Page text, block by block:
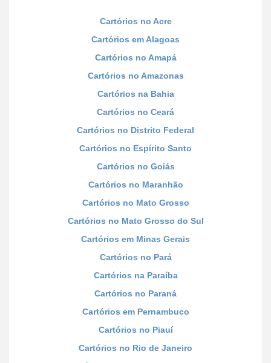
Cartórios no Acre
Cartórios em Alagoas
Cartórios no Amapá
Cartórios no Amazonas
Cartórios na Bahia
Cartórios no Ceará
Cartórios no Distrito Federal
Cartórios no Espírito Santo
Cartórios no Goiás
Cartórios no Maranhão
Cartórios no Mato Grosso
Cartórios no Mato Grosso do Sul
Cartórios em Minas Gerais
Cartórios no Pará
Cartórios na Paraíba
Cartórios no Paraná
Cartórios em Pernambuco
Cartórios no Piauí
Cartórios no Rio de Janeiro